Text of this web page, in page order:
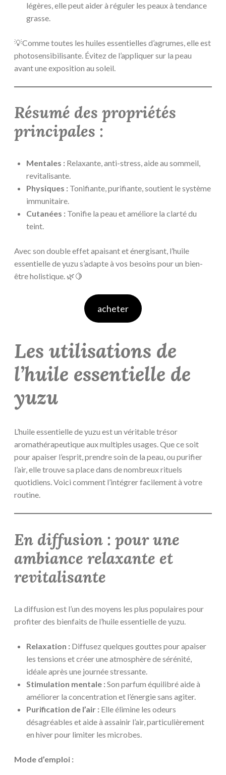
légères, elle peut aider à réguler les peaux à tendance
grasse.
💡Comme toutes les huiles essentielles d’agrumes, elle est
photosensibilisante. Évitez de l’appliquer sur la peau
avant une exposition au soleil.
Résumé des propriétés
principales :
Mentales : Relaxante, anti-stress, aide au sommeil,
revitalisante.
Physiques : Tonifiante, purifiante, soutient le système
immunitaire.
Cutanées : Tonifie la peau et améliore la clarté du
teint.
Avec son double effet apaisant et énergisant, l’huile
essentielle de yuzu s’adapte à vos besoins pour un bien-
être holistique. 🌿🍋
acheter
Les utilisations de
l’huile essentielle de
yuzu
L’huile essentielle de yuzu est un véritable trésor
aromathérapeutique aux multiples usages. Que ce soit
pour apaiser l’esprit, prendre soin de la peau, ou purifier
l’air, elle trouve sa place dans de nombreux rituels
quotidiens. Voici comment l’intégrer facilement à votre
routine.
En diffusion : pour une
ambiance relaxante et
revitalisante
La diffusion est l’un des moyens les plus populaires pour
profiter des bienfaits de l’huile essentielle de yuzu.
Relaxation : Diffusez quelques gouttes pour apaiser
les tensions et créer une atmosphère de sérénité,
idéale après une journée stressante.
Stimulation mentale :Son parfum équilibré aide à
améliorer la concentration et l’énergie sans agiter.
Purification de l’air : Elle élimine les odeurs
désagréables et aide à assainir l’air, particulièrement
en hiver pour limiter les microbes.
Mode d’emploi :